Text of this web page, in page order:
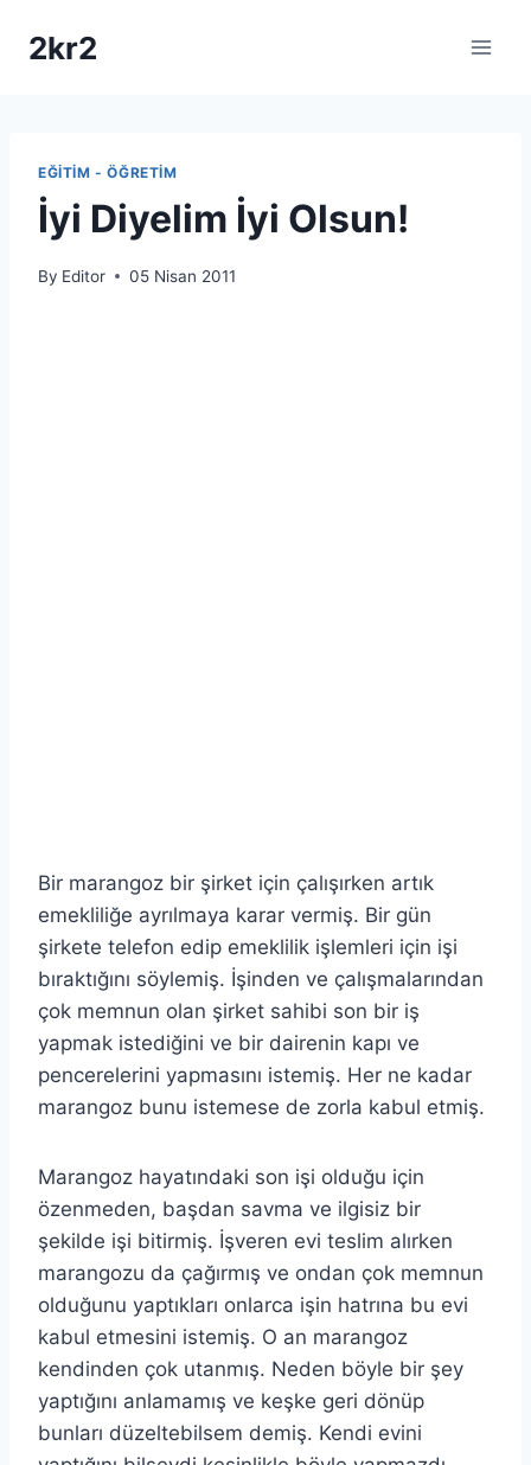
2kr2
EĞITIM - ÖĞRETIM
İyi Diyelim İyi Olsun!
By Editor 05 Nisan 2011
Bir marangoz bir şirket için çalışırken artık
emekliliğe ayrılmaya karar vermiş. Bir gün
şirkete telefon edip emeklilik işlemleri için işi
bıraktığını söylemiş. İşinden ve çalışmalarından
çok memnun olan şirket sahibi son bir iş
yapmak istediğini ve bir dairenin kapı ve
pencerelerini yapmasını istemiş. Her ne kadar
marangoz bunu istemese de zorla kabul etmiş.
Marangoz hayatındaki son işi olduğu için
özenmeden, başdan savma ve ilgisiz bir
şekilde işi bitirmiş. İşveren evi teslim alırken
marangozu da çağırmış ve ondan çok memnun
olduğunu yaptıkları onlarca işin hatrına bu evi
kabul etmesini istemiş. O an marangoz
kendinden çok utanmış. Neden böyle bir şey
yaptığını anlamamış ve keşke geri dönüp
bunları düzeltebilsem demiş. Kendi evini